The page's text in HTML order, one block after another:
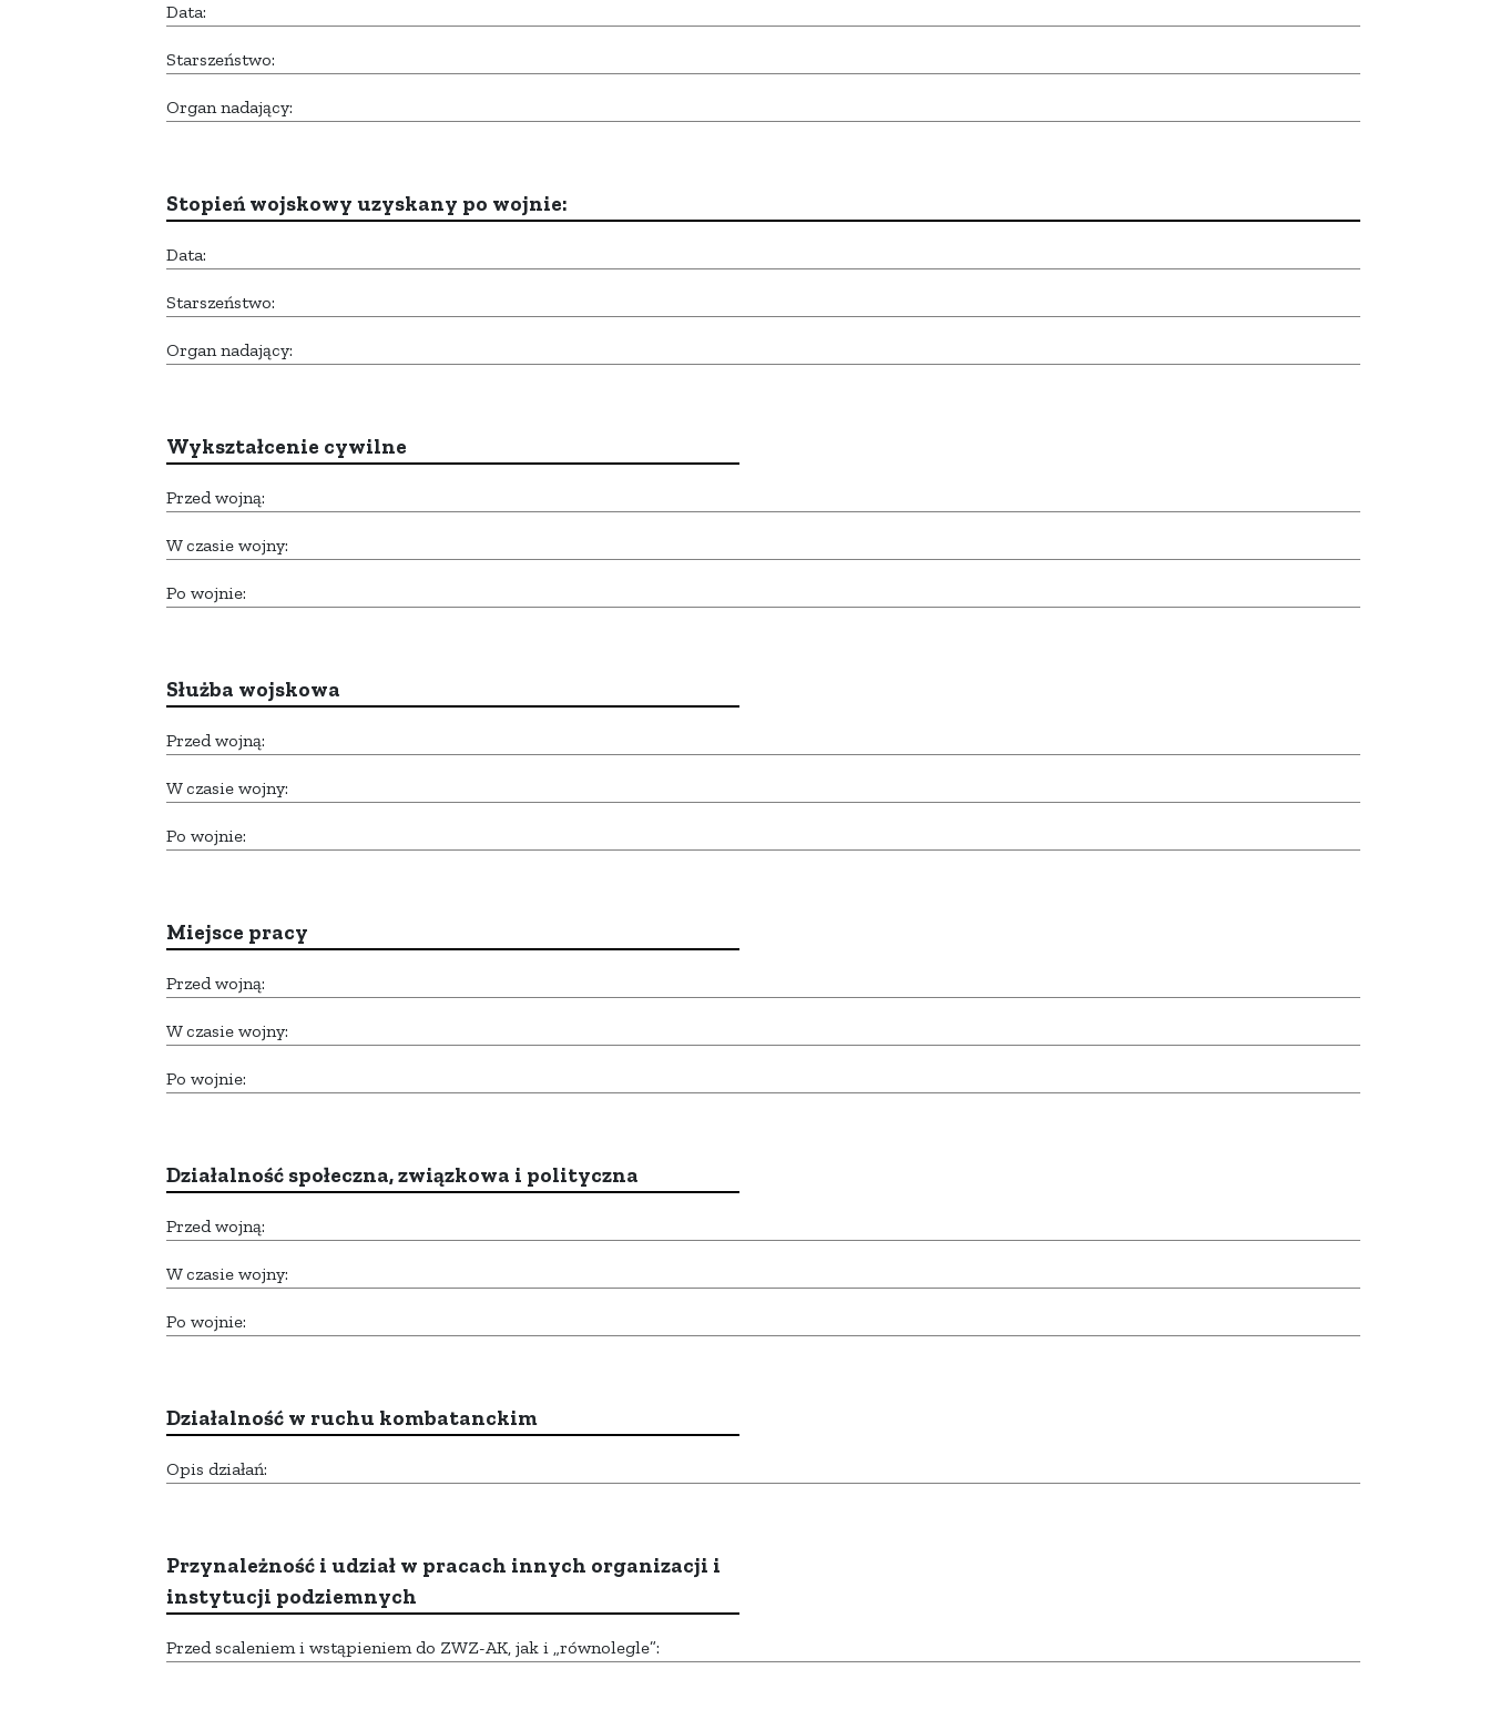
Data:
Starszeństwo:
Organ nadający:
Stopień wojskowy uzyskany po wojnie:
Data:
Starszeństwo:
Organ nadający:
Wykształcenie cywilne
Przed wojną:
W czasie wojny:
Po wojnie:
Służba wojskowa
Przed wojną:
W czasie wojny:
Po wojnie:
Miejsce pracy
Przed wojną:
W czasie wojny:
Po wojnie:
Działalność społeczna, związkowa i polityczna
Przed wojną:
W czasie wojny:
Po wojnie:
Działalność w ruchu kombatanckim
Opis działań:
Przynależność i udział w pracach innych organizacji i
instytucji podziemnych
Przed scaleniem i wstąpieniem do ZWZ-AK, jak i „równolegle”: